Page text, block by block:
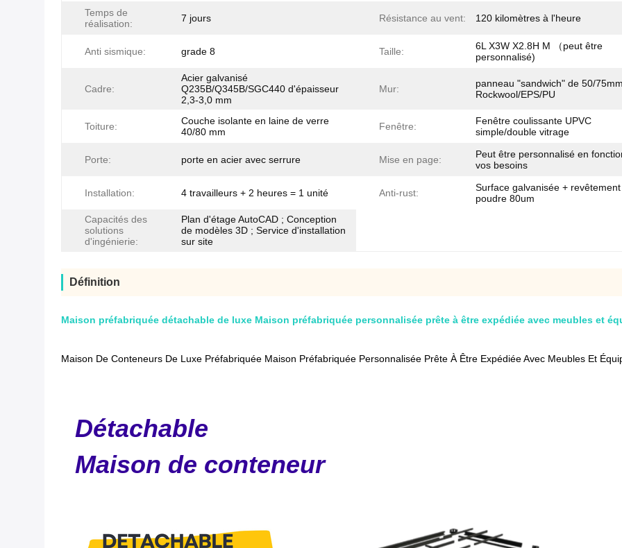
Temps de
réalisation:
7 jours Résistance au vent: 120 kilomètres à l'heure
Anti sismique: grade 8 Taille:
6L X3W X2.8H M （peut être
personnalisé)
Cadre:
Acier galvanisé
Q235B/Q345B/SGC440 d'épaisseur
2,3-3,0 mm
Mur:
panneau "sandwich" de 50/75mm
Rockwool/EPS/PU
Toiture:
Couche isolante en laine de verre
40/80 mm
Fenêtre:
Fenêtre coulissante UPVC
simple/double vitrage
Porte: porte en acier avec serrure Mise en page:
Peut être personnalisé en
vos besoins
Installation: 4 travailleurs + 2 heures = 1 unité Anti-rust:
Surface galvanisée + revêtement
poudre 80um
Capacités des
solutions
d'ingénierie:
Plan d'étage AutoCAD ; Conception
de modèles 3D ; Service d'installation
sur site
Définition
Maison préfabriquée détachable de luxe Maison préfabriquée personnalisée prête à être expédiée avec meubles et
Maison De Conteneurs De Luxe Préfabriquée Maison Préfabriquée Personnalisée Prête À Être Expédiée Avec Meubles Et
Détachable
Maison de conteneur